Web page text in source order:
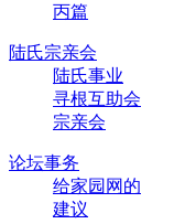
丙篇
陆氏宗亲会
陆氏事业
寻根互助会
宗亲会
论坛事务
给家园网的
建议